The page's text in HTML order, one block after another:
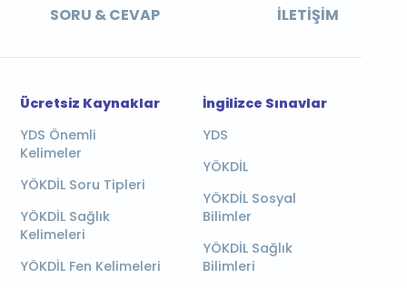
SORU & CEVAP İLETIŞIM
Ücretsiz Kaynaklar
YDS Önemli
Kelimeler
YÖKDİL Soru Tipleri
YÖKDİL Sağlık
Kelimeleri
YÖKDİL Fen Kelimeleri
İngilizce Sınavlar
YDS
YÖKDİL
YÖKDİL Sosyal
Bilimler
YÖKDİL Sağlık
Bilimleri